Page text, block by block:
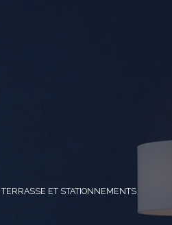
ET STATIONNEMENTS